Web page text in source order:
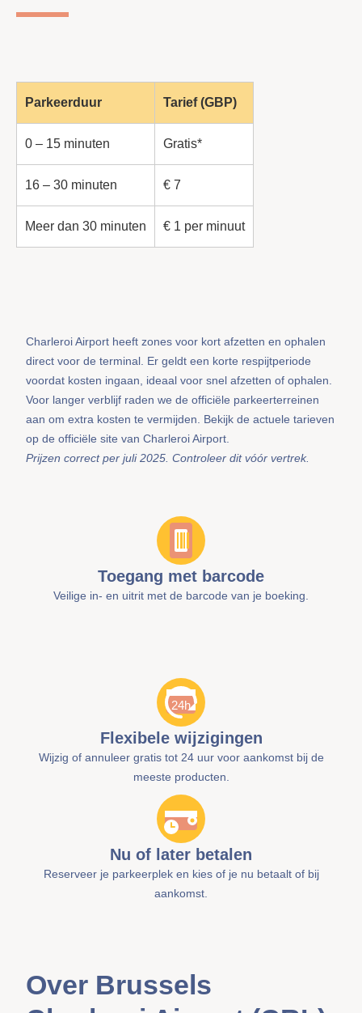
Parkeerduur Tarief (GBP)
0 – 15 minuten Gratis*
16 – 30 minuten € 7
Meer dan 30 minuten € 1 per minuut
Charleroi Airport heeft zones voor kort afzetten en ophalen
direct voor de terminal. Er geldt een korte respijtperiode
voordat kosten ingaan, ideaal voor snel afzetten of ophalen.
Voor langer verblijf raden we de officiële parkeerterreinen
aan om extra kosten te vermijden. Bekijk de actuele tarieven
op de officiële site van Charleroi Airport.
Prijzen correct per juli 2025. Controleer dit vóór vertrek.
Toegang met barcode
Veilige in- en uitrit met de barcode van je boeking.
Flexibele wijzigingen
Wijzig of annuleer gratis tot 24 uur voor aankomst bij de
meeste producten.
Nu of later betalen
Reserveer je parkeerplek en kies of je nu betaalt of bij
aankomst.
Over Brussels